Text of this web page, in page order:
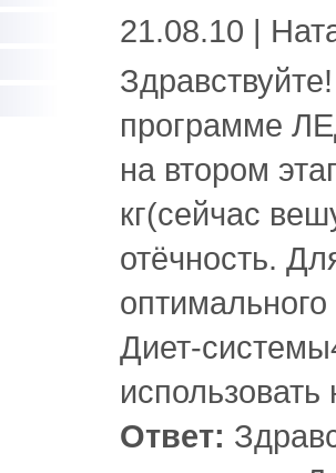
21.08.10 |
программе
на втором
кг(сейчас
отёчность.
Диет-
Ответ: